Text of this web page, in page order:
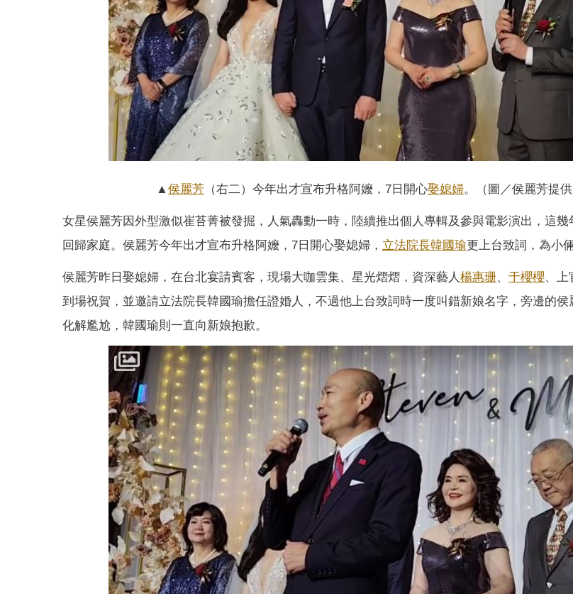
▲侯麗芳 （右二）今年出才宣布升格阿嬤，7日開心娶媳婦。（圖／侯麗芳提供
女星侯麗芳因外型激似崔苔菁被發掘，人氣轟動一時，陸續推出個人專輯及參與電影演出，這幾
回歸家庭。侯麗芳今年出才宣布升格阿嬤，7日開心娶媳婦， 立法院長韓國瑜更上台致詞，為小
侯麗芳昨日娶媳婦，在台北宴請賓客，現場大咖雲集、星光熠熠，資深藝人楊惠珊、 于櫻櫻、上
到場祝賀，並邀請立法院長韓國瑜擔任證婚人，不過他上台致詞時一度叫錯新娘名字，旁邊的侯
化解尷尬，韓國瑜則一直向新娘抱歉。